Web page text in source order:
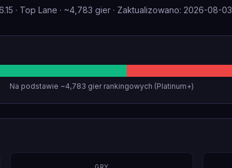
· Top Lane · ~4,783 gier · Zaktualizowano: 2026-08-03
Na podstawie ~4,783 gier rankingowych (Platinum+)